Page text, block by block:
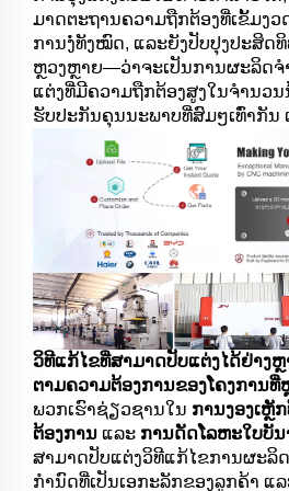
ມາດຕະຖານຄວາມຖືກຕ້ອງທີ່ເຂັ້ມງວ
ການງໍ່ທັງໝົດ, ແລະຍັງປັບປຸງປະສິດ
ຫຼວງຫຼາຍ—ວ່າຈະເປັນການຜະລິດ
ແຕ່ງທີ່ມີຄວາມຖືກຕ້ອງສູງໃນຈຳນວ
ຮັບປະກັນຄຸນນະພາບທີ່ສົມໆເທົ່າກັນ
ວິທີແກ້ໄຂທີ່ສາມາດປັບແຕ່ງໄດ້ຢ່າງ
ຕາມຄວາມຕ້ອງການຂອງໂຄງການ
ພວກເຮົາຊ່ຽວຊານໃນ ການງອງເຫຼັ
ຕ້ອງການ ແລະ ການດັດໂລຫະໃບບັ
ສາມາດປັບແຕ່ງວິທີແກ້ໄຂການຜະລິ
ກຳນົດທີ່ເປັນເອກະລັກຂອງລູກຄ້າ ແ